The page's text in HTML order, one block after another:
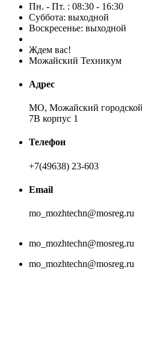
Пн. - Пт. : 08:30 - 16:30
Суббота: выходной
Воскресенье: выходной
Ждем вас!
Можайский Техникум
Адрес
МО, Можайский городской
7В корпус 1
Телефон
+7(49638) 23-603
Email
mo_mozhtechn@mosreg.ru
mo_mozhtechn@mosreg.ru
mo_mozhtechn@mosreg.ru